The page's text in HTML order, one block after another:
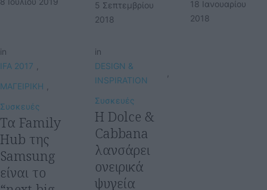
5 Σεπτεμβρίου
2018
18 Ιανουαρίου
2018
in
IFA 2017
ΜΑΓΕΙΡΙΚΗ
Συσκευές
Τα Family
Hub της
Samsung
είναι το
in
DESIGN &
INSPIRATION
Συσκευές
Η Dolce &
Cabbana
λανσάρει
ονειρικά
ψυγεία